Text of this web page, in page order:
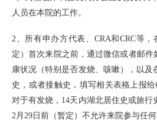
人员在本院的工作。
2、所有申办方代表、CRA和CRC等
定）首次来院之前，通过微信或者邮件
康状况（特别是否发烧、咳嗽），以及
史，或者接触史，填写相关表格上报给
对于有发烧，14天内湖北居住史或旅行
2月29日前（暂定）不允许来院参与任